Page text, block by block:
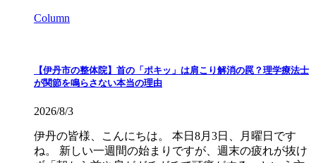
Column
【伊丹市の整体院】首の「ポキッ」は肩こり解消の罠？理学療法士
が関節を鳴らさない本当の理由
2026/8/3
伊丹の皆様、こんにちは。 本日8月3日、月曜日です
ね。 新しい一週間の始まりですが、週末の疲れが抜け